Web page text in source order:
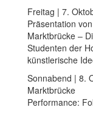
Freitag | 7.
Präsentation
Marktbrücke –
Studenten der
künstlerische
Sonnabend | 8.
Marktbrücke
Performance: